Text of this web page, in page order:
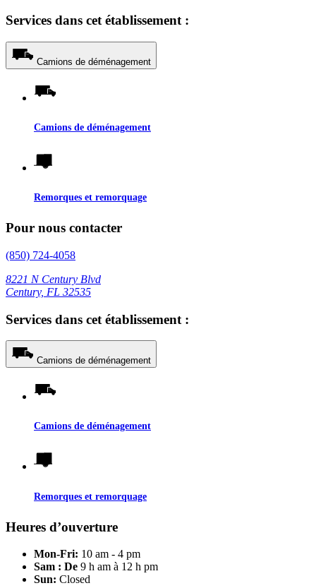
Services dans cet établissement :
Camions de déménagement
Camions de déménagement
Remorques et remorquage
Pour nous contacter
(850) 724-4058
8221 N Century Blvd
Century, FL 32535
Services dans cet établissement :
Camions de déménagement
Camions de déménagement
Remorques et remorquage
Heures d’ouverture
Mon-Fri: 10 am - 4 pm
Sam : De 9 h am à 12 h pm
Sun: Closed